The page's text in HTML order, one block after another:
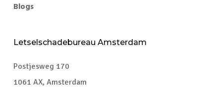
Blogs
Letselschadebureau Amsterdam
Postjesweg 170
1061 AX, Amsterdam